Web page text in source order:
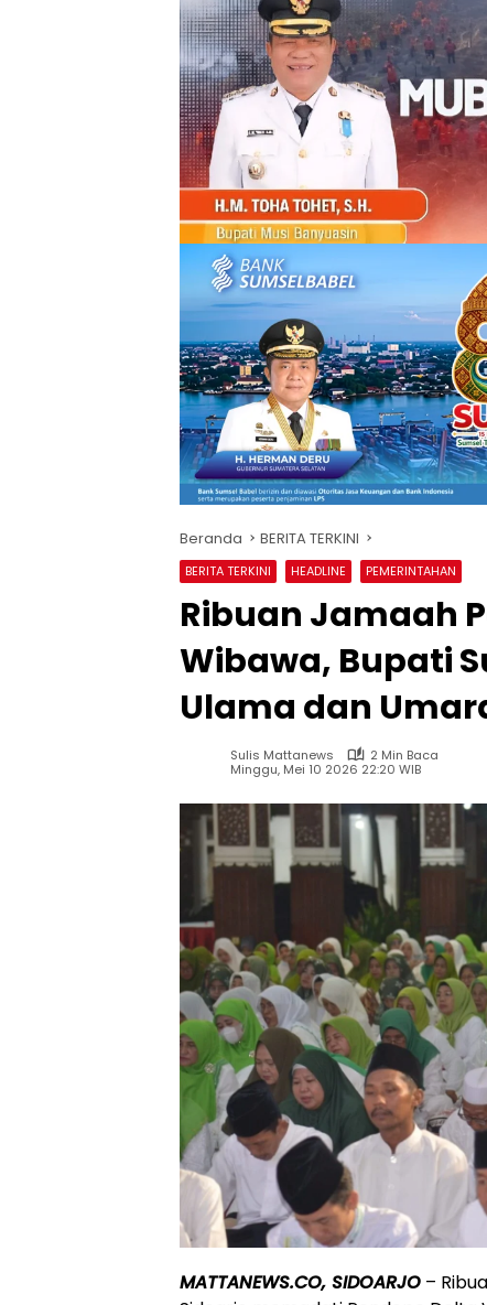
Beranda BERITA TERKINI
BERITA TERKINI HEADLINE PEMERINTAHAN
Ribuan Jamaah
Wibawa, Bupati
Ulama dan
Sulis Mattanews
2 Min Baca
Minggu, Mei 10 2026 22:20 WIB
MATTANEWS.CO, SIDOARJO –